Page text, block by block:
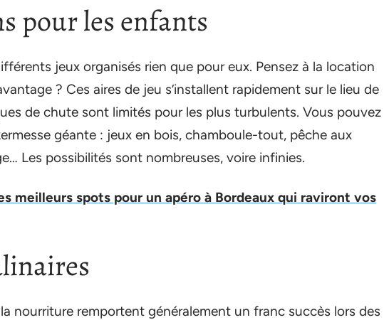
pour les enfants
jeux organisés rien que pour eux. Pensez à la location
? Ces aires de jeu s’installent rapidement sur le lieu de
de chute sont limités pour les plus turbulents. Vous pouvez
géante : jeux en bois, chamboule-tout, pêche aux
Les possibilités sont nombreuses, voire infinies.
meilleurs spots pour un apéro à Bordeaux qui raviront vos
nourriture remportent généralement un franc succès lors des